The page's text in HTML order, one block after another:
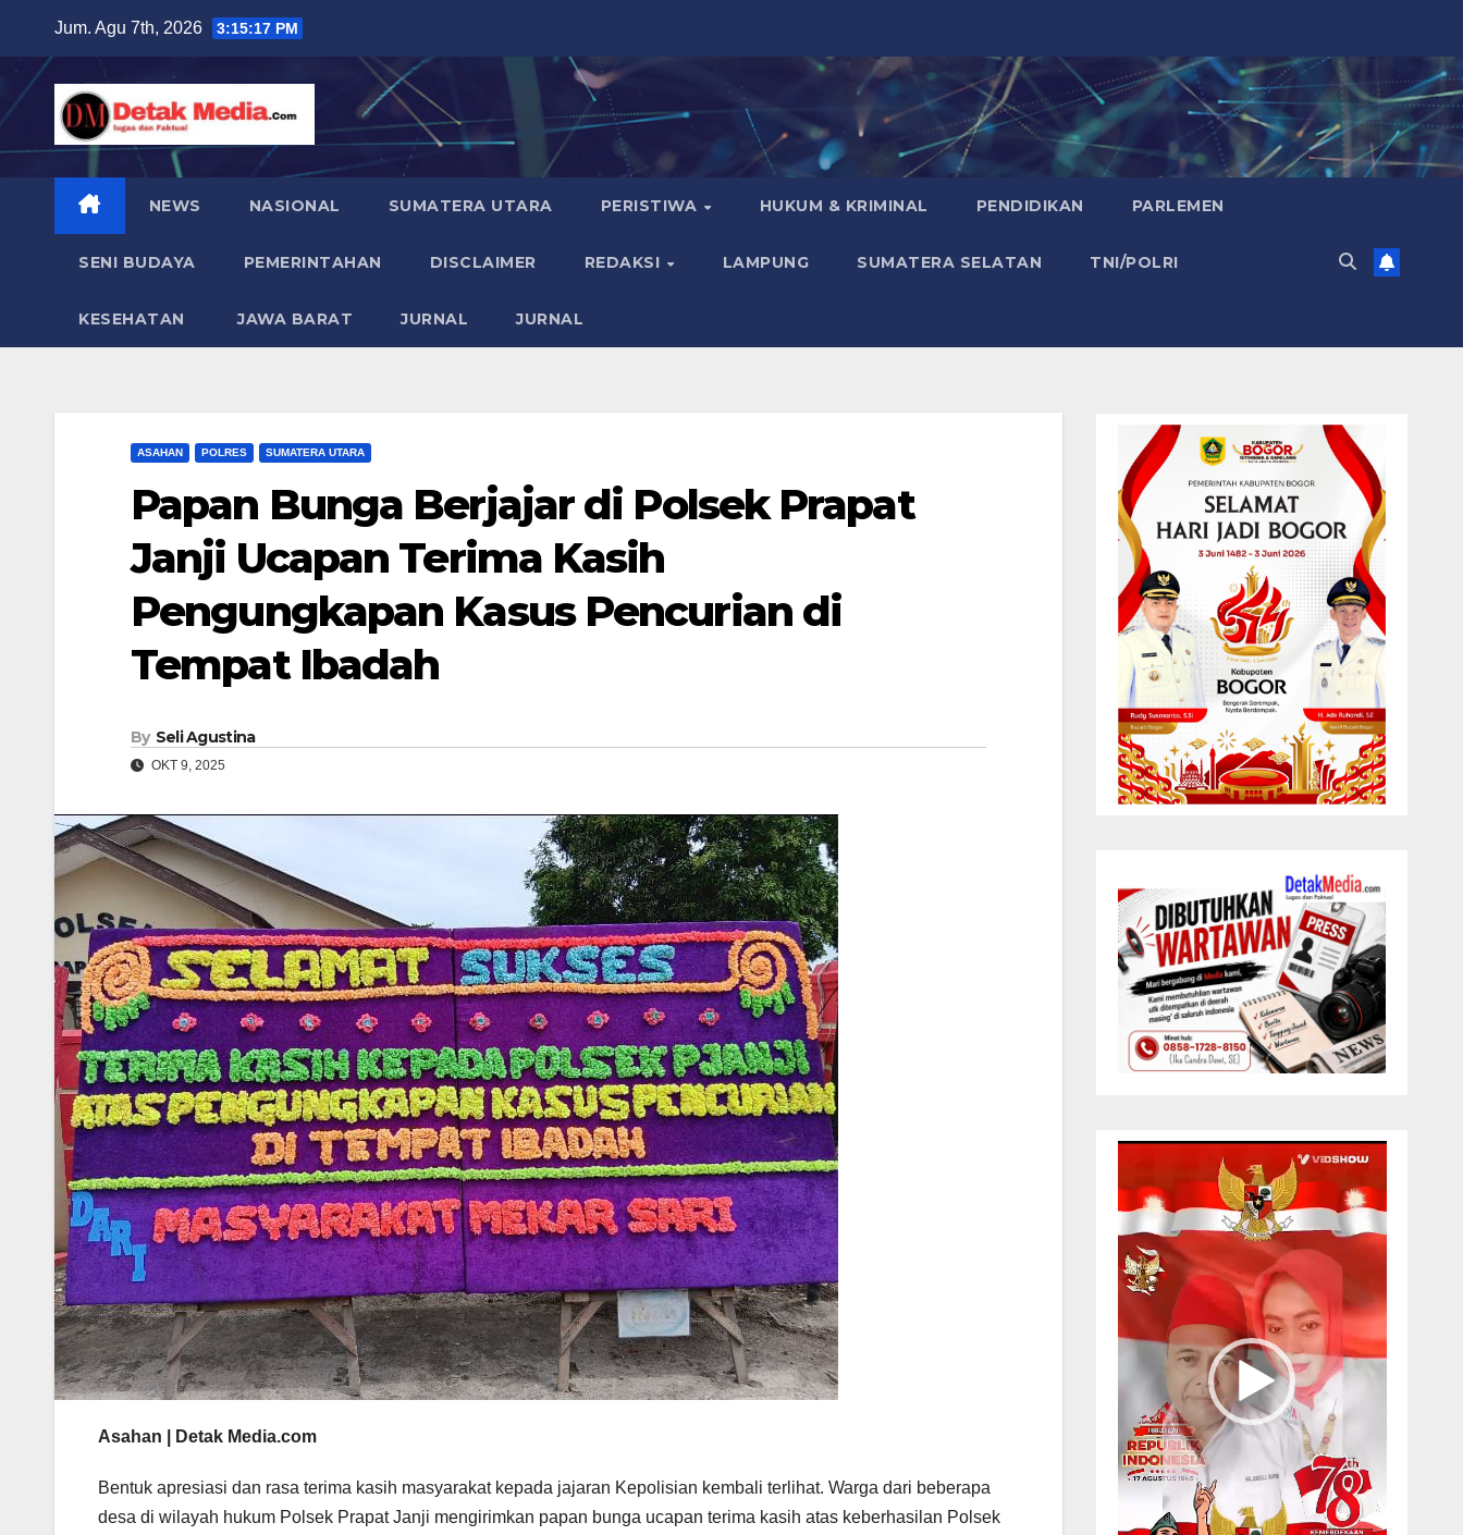
content
Jum. Agu 7th, 2026 3:15:18 PM
NEWS NASIONAL SUMATERA UTARA PERISTIWA HUKUM & KRIMINAL PENDIDIKAN PARLEMEN
SENI BUDAYA PEMERINTAHAN DISCLAIMER REDAKSI LAMPUNG SUMATERA SELATAN TNI/POLRI
KESEHATAN JAWA BARAT JURNAL JURNAL
ASAHAN POLRES SUMATERA UTARA
Papan Bunga Berjajar di Polsek Prapat
Janji Ucapan Terima Kasih
Pengungkapan Kasus Pencurian di
Tempat Ibadah
By Seli Agustina
OKT 9, 2025
Asahan | Detak Media.com
Bentuk apresiasi dan rasa terima kasih masyarakat kepada jajaran Kepolisian kembali terlihat. Warga dari beberapa
desa di wilayah hukum Polsek Prapat Janji mengirimkan papan bunga ucapan terima kasih atas keberhasilan Polsek
Video